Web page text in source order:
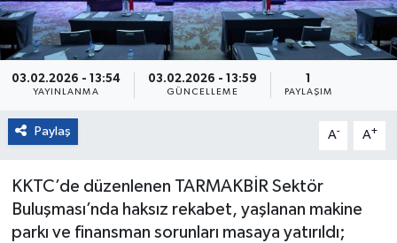
03.02.2026 - 13:54
YAYINLANMA
03.02.2026 - 13:59
GÜNCELLEME PAYLAŞIM
Paylaş A- A+
KKTC’de düzenlenen TARMAKBİR Sektör
Buluşması’nda haksız rekabet, yaşlanan makine
parkı ve finansman sorunları masaya yatırıldı;